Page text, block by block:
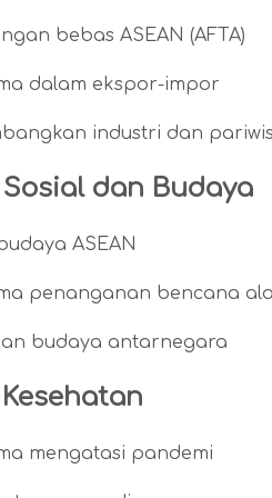
bebas ASEAN (AFTA)
dalam ekspor-impor
industri dan
dan Budaya
ASEAN
penanganan bencana
budaya antarnegara
mengatasi pandemi